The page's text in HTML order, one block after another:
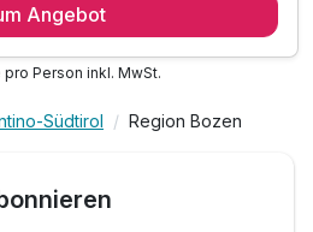
Schmankerl und
von Brot über Käse, Wurst
Angebot
pro Person inkl. MwSt.
Südtirol Region Bozen